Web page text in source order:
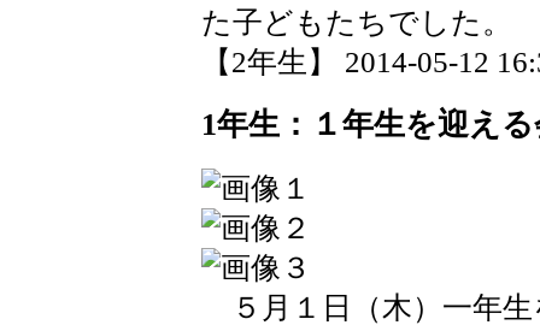
た子どもたちでした。
【2年生】 2014-05-12
1年生：１年生を迎え
５月１日（木）一年